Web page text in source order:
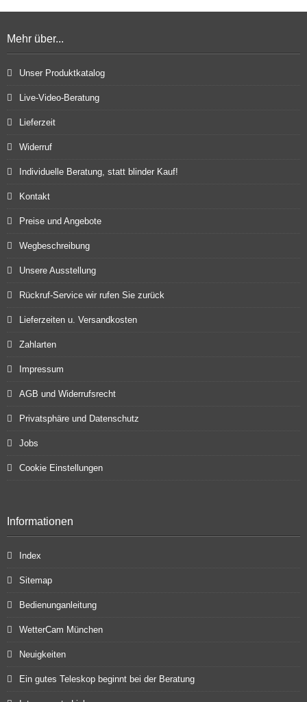
Mehr über...
Unser Produktkatalog
Live-Video-Beratung
Lieferzeit
Widerruf
Individuelle Beratung, statt blinder Kauf!
Kontakt
Preise und Angebote
Wegbeschreibung
Unsere Ausstellung
Rückruf-Service wir rufen Sie zurück
Lieferzeiten u. Versandkosten
Zahlarten
Impressum
AGB und Widerrufsrecht
Privatsphäre und Datenschutz
Jobs
Cookie Einstellungen
Informationen
Index
Sitemap
Bedienunganleitung
WetterCam München
Neuigkeiten
Ein gutes Teleskop beginnt bei der Beratung